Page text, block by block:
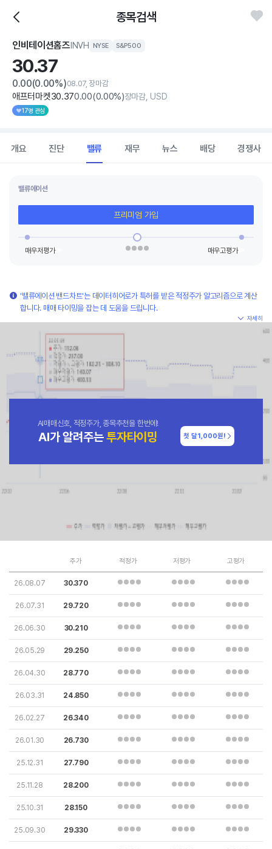
종목검색
인비테이션홈즈 INVH NYSE S&P500
30.37
0.00(0.00%)08.07, 장마감
애프터마켓30.370.00(0.00%)장마감, USD
17명 관심
개요 진단 밸류 재무 뉴스 배당 경쟁사
밸류에이션
프리미엄 가입
'밸류에이션 밴드차트'는 데이터히어로가 특허를 받은 적정주가 알고리즘으로 계산
합니다. 매매 타이밍을 잡는 데 도움을 드립니다.
자세히
AI매매신호, 적정주가, 종목추천을 한번에!
AI가 알려주는투자타이밍 첫 달1,000원!
주가 적정가 저평가 고평가
26.08.07 30.370
26.07.31 29.720
26.06.30 30.210
26.05.29 29.250
26.04.30 28.770
26.03.31 24.850
26.02.27 26.340
26.01.30 26.730
25.12.31 27.790
25.11.28 28.200
25.10.31 28.150
25.09.30 29.330